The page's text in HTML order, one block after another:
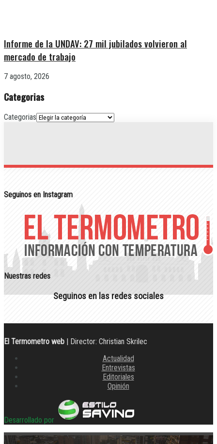
Informe de la UNDAV: 27 mil jubilados volvieron al
mercado de trabajo
7 agosto, 2026
Categorias
Categorias
Seguinos en Instagram
Nuestras redes
Seguinos en las redes sociales
El Termometro web | Director: Christian Skrilec
Actualidad
Entrevistas
Editoriales
Opinión
Desarrollado por